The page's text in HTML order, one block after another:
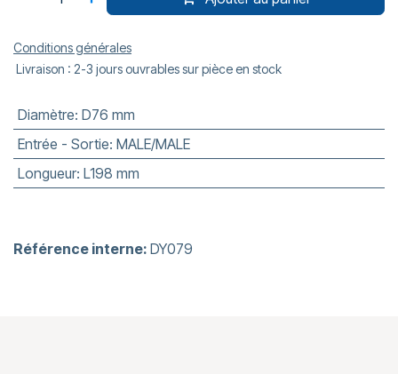
Conditions générales
Livraison : 2-3 jours ouvrables sur pièce en stock
Diamètre: D76 mm
Entrée - Sortie: MALE/MALE
Longueur: L198 mm
Référence interne: DY079